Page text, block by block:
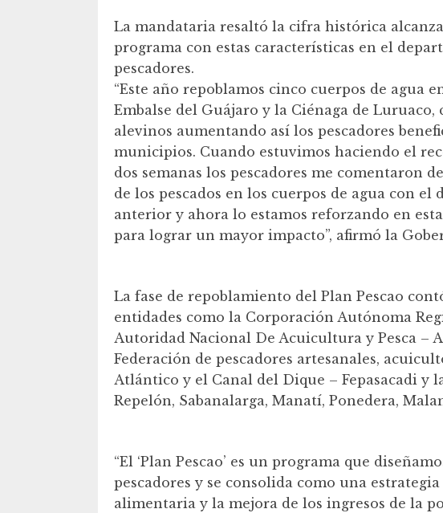
La mandataria resaltó la cifra histórica
programa con estas características en el
pescadores.
“Este año repoblamos cinco cuerpos de agua
Embalse del Guájaro y la Ciénaga de Luruaco,
alevinos aumentando así los pescadores
municipios. Cuando estuvimos haciendo el
dos semanas los pescadores me comentaron
de los pescados en los cuerpos de agua con
anterior y ahora lo estamos reforzando en
para lograr un mayor impacto”, afirmó la
La fase de repoblamiento del Plan Pescao
entidades como la Corporación Autónoma
Autoridad Nacional De Acuicultura y Pesca –
Federación de pescadores artesanales,
Atlántico y el Canal del Dique – Fepasacadi y
Repelón, Sabanalarga, Manatí, Ponedera,
“El ‘Plan Pescao’ es un programa que
pescadores y se consolida como una
alimentaria y la mejora de los ingresos de la